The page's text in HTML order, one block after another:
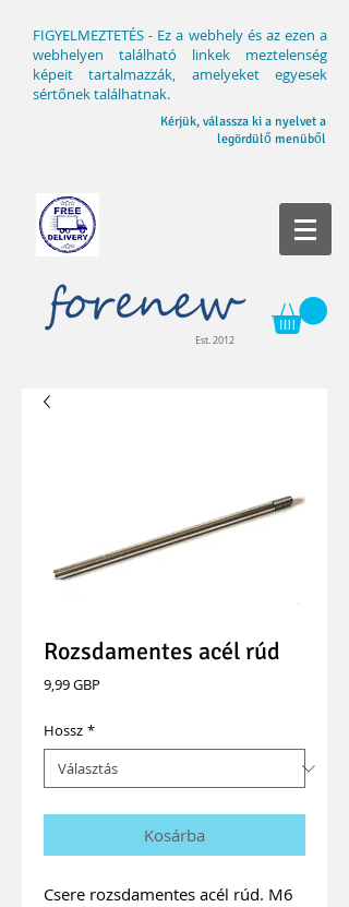
FIGYELMEZTETÉS - Ez a webhely és az ezen a
webhelyen található linkek meztelenség
képeit tartalmazzák, amelyeket egyesek
sértőnek találhatnak.
Kérjük, válassza ki a nyelvet a
legördülő menüből
Est. 2012
Rozsdamentes acél rúd
9,99 GBPÁr
Hossz *
Kosárba
Csere rozsdamentes acél rúd. M6